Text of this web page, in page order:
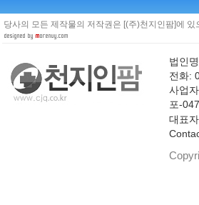
당사의 모든 제작물의 저작권은 [(주)천지인팜]에
법인
전화:
사업
포-
대표